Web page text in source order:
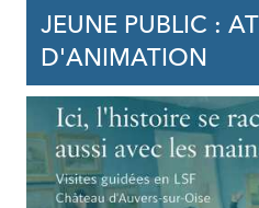
JEUNE PUBLIC :
D'ANIMATION